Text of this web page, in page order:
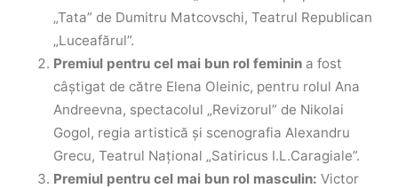
„Tata” de Dumitru Matcovschi, Teatrul Republican
„Luceafărul”.
Premiul pentru cel mai bun rol feminin a fost
câștigat de către Elena Oleinic, pentru rolul Ana
Andreevna, spectacolul „Revizorul” de Nikolai
Gogol, regia artistică și scenografia Alexandru
Grecu, Teatrul Național „Satiricus I.L.Caragiale”.
Premiul pentru cel mai bun rol masculin: Victor